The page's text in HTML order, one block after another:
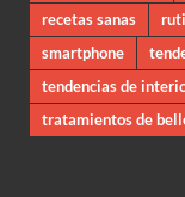
recetas sanas
smartphone
tendencias de
tratamientos de